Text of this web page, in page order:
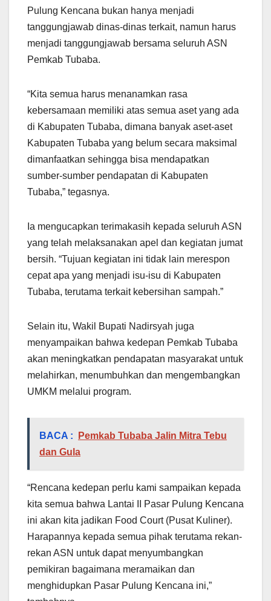
Pulung Kencana bukan hanya menjadi
tanggungjawab dinas-dinas terkait, namun harus
menjadi tanggungjawab bersama seluruh ASN
Pemkab Tubaba.
“Kita semua harus menanamkan rasa
kebersamaan memiliki atas semua aset yang ada
di Kabupaten Tubaba, dimana banyak aset-aset
Kabupaten Tubaba yang belum secara maksimal
dimanfaatkan sehingga bisa mendapatkan
sumber-sumber pendapatan di Kabupaten
Tubaba,” tegasnya.
Ia mengucapkan terimakasih kepada seluruh ASN
yang telah melaksanakan apel dan kegiatan jumat
bersih. “Tujuan kegiatan ini tidak lain merespon
cepat apa yang menjadi isu-isu di Kabupaten
Tubaba, terutama terkait kebersihan sampah.”
Selain itu, Wakil Bupati Nadirsyah juga
menyampaikan bahwa kedepan Pemkab Tubaba
akan meningkatkan pendapatan masyarakat untuk
melahirkan, menumbuhkan dan mengembangkan
UMKM melalui program.
BACA :
Pemkab Tubaba Jalin Mitra Tebu
dan Gula
“Rencana kedepan perlu kami sampaikan kepada
kita semua bahwa Lantai II Pasar Pulung Kencana
ini akan kita jadikan Food Court (Pusat Kuliner).
Harapannya kepada semua pihak terutama rekan-
rekan ASN untuk dapat menyumbangkan
pemikiran bagaimana meramaikan dan
menghidupkan Pasar Pulung Kencana ini,”